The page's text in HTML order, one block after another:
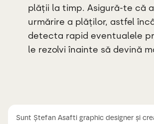
plății la timp. Asigură-te că
urmărire a plăților, astfel
detecta rapid eventualele
le rezolvi înainte să devină
Sunt Ștefan Asafti graphic designer și